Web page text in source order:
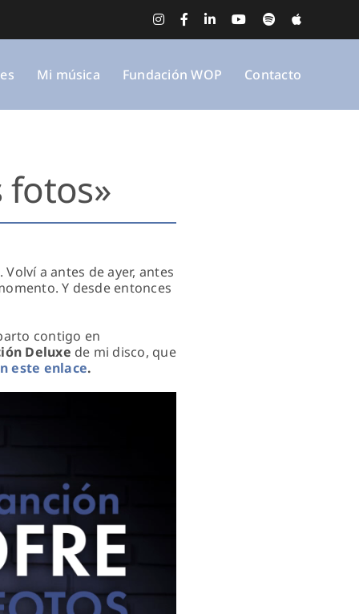
InstagramFacebookLinkedInYouTube
SpotifyApple
Mi música Fundación WOP Contacto
fotos»
a antes de ayer, antes
Y desde entonces
contigo en
Deluxe de mi disco, que
este enlace.